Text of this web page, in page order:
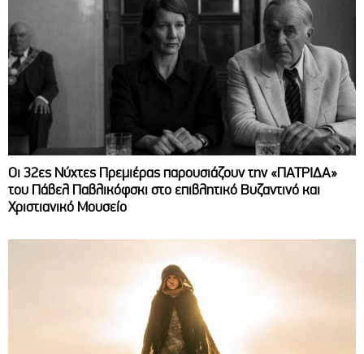
Οι 32ες Νύχτες Πρεμιέρας παρουσιάζουν την «ΠΑΤΡΙΔΑ»
του Πάβελ Παβλικόφσκι στο επιβλητικό Βυζαντινό και
Χριστιανικό Μουσείο